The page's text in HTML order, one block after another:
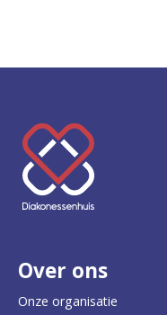
K
e
e
t
e
Over ons
Onze organisatie